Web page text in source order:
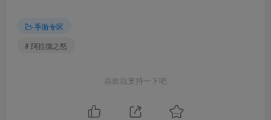
手游专区
# 阿拉德之怒
喜欢就支持一下吧